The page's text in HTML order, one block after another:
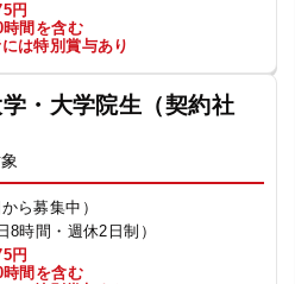
円
間を含む
は特別賞与あり
学・大学院生（契約社
ら募集中）
8時間・週休2日制）
円
間を含む